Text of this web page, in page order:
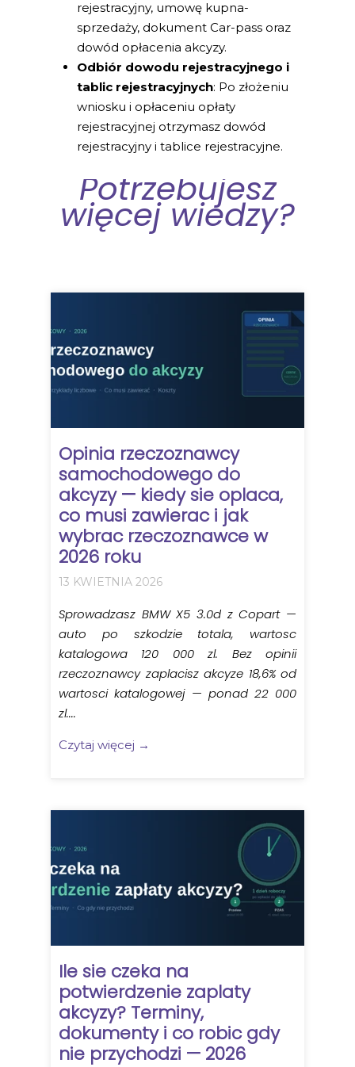
rejestracyjny, umowę kupna-
sprzedaży, dokument Car-pass oraz
dowód opłacenia akcyzy.
Odbiór dowodu rejestracyjnego i
tablic rejestracyjnych: Po złożeniu
wniosku i opłaceniu opłaty
rejestracyjnej otrzymasz dowód
rejestracyjny i tablice rejestracyjne.
Potrzebujesz
więcej wiedzy?
Opinia rzeczoznawcy
samochodowego do
akcyzy — kiedy sie oplaca,
co musi zawierac i jak
wybrac rzeczoznawce w
2026 roku
13 KWIETNIA 2026
Sprowadzasz BMW X5 3.0d z Copart —
auto po szkodzie totala, wartosc
katalogowa 120 000 zl. Bez opinii
rzeczoznawcy zaplacisz akcyze 18,6% od
wartosci katalogowej — ponad 22 000
zl....
Czytaj więcej →
Ile sie czeka na
potwierdzenie zaplaty
akcyzy? Terminy,
dokumenty i co robic gdy
nie przychodzi — 2026